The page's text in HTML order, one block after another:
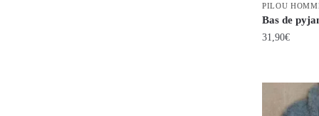
page
du
produit
PILOU
Bas de
31,90€
produit